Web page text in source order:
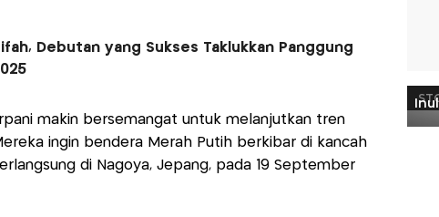
Debutan yang Sukses Taklukkan Panggung
makin bersemangat untuk melanjutkan tren
ingin bendera Merah Putih berkibar di kancah
di Nagoya, Jepang, pada 19 September